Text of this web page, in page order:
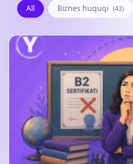
All Biznes huquqi (43)